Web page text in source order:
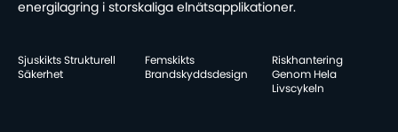
energilagring i storskaliga elnätsapplikationer.
Sjuskikts Strukturell
Säkerhet
Femskikts
Brandskyddsdesign
Riskhantering
Genom Hela
Livscykeln